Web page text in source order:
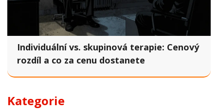
Individuální vs. skupinová terapie: Cenový
rozdíl a co za cenu dostanete
Kategorie